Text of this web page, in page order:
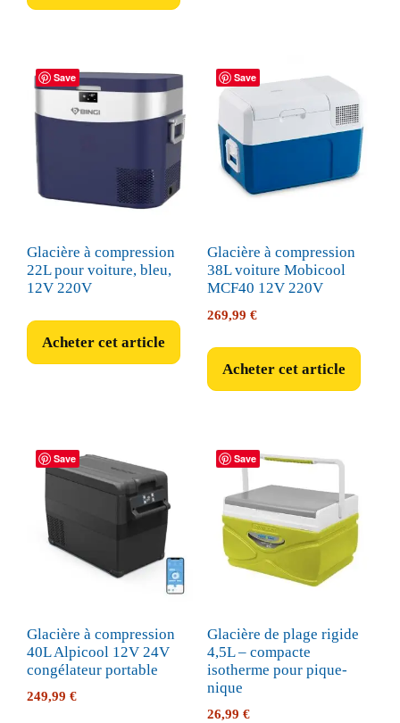
28,49 €.27,06 €.
Save
Glacière à compression
22L pour voiture, bleu,
12V 220V
Acheter cet article
Save
Glacière à compression
38L voiture Mobicool
MCF40 12V 220V
269,99 €
Acheter cet article
Save
Glacière à compression
40L Alpicool 12V 24V
congélateur portable
249,99 €
Save
Glacière de plage rigide
4,5L – compacte
isotherme pour pique-
nique
26,99 €